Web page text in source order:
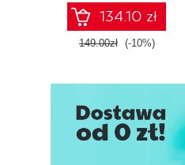
Fourth Edition
134.10 zł
149.00zł (-10%)